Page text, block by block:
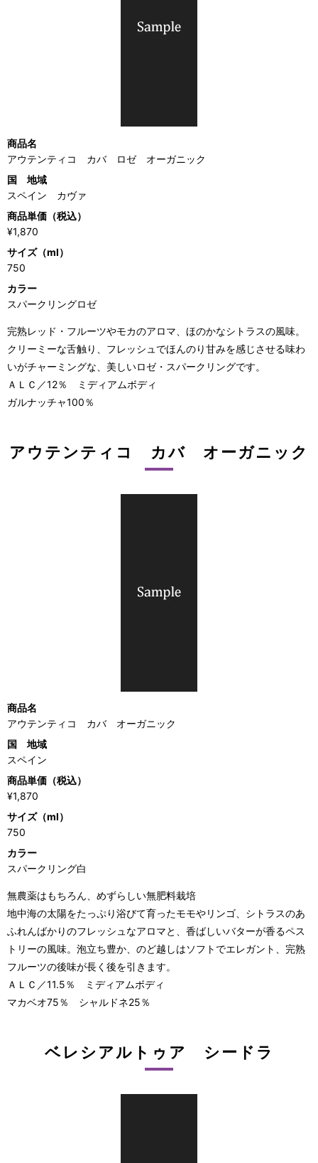
商品名
アウテンティコ カバ ロゼ オーガニック
国 地域
スペイン カヴァ
商品単価（税込）
¥1,870
サイズ（ml）
750
カラー
スパークリングロゼ
完熟レッド・フルーツやモカのアロマ、ほのかなシトラスの風味。
クリーミーな舌触り、フレッシュでほんのり甘みを感じさせる味わ
いがチャーミングな、美しいロゼ・スパークリングです。
ＡＬＣ／12％ ミディアムボディ
ガルナッチャ100％
アウテンティコ カバ オーガニック
商品名
アウテンティコ カバ オーガニック
国 地域
スペイン
商品単価（税込）
¥1,870
サイズ（ml）
750
カラー
スパークリング白
無農薬はもちろん、めずらしい無肥料栽培
地中海の太陽をたっぷり浴びて育ったモモやリンゴ、シトラスのあ
ふれんばかりのフレッシュなアロマと、香ばしいバターが香るペス
トリーの風味。泡立ち豊か、のど越しはソフトでエレガント、完熟
フルーツの後味が長く後を引きます。
ＡＬＣ／11.5％ ミディアムボディ
マカベオ75％ シャルドネ25％
ベレシアルトゥア シードラ